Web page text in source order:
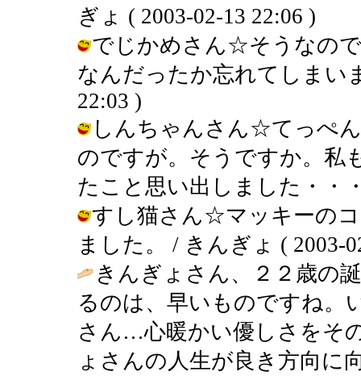
ぎょ ( 2003-02-13 22:06 )
でじかめさん☆そうなの
なんだったか忘れてしまい
22:03 )
しんちゃんさん☆てっぺ
のですが。そうですか。私
たこと思い出しました・・
すし猫さん☆マッキーの
ました。 / きんぎょ ( 2003-
きんぎょさん、２２歳の
るのは、早いものですね。
さん…心暖かい優しさをそ
ょさんの人生が良き方向に